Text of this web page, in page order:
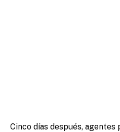
Cinco días después,